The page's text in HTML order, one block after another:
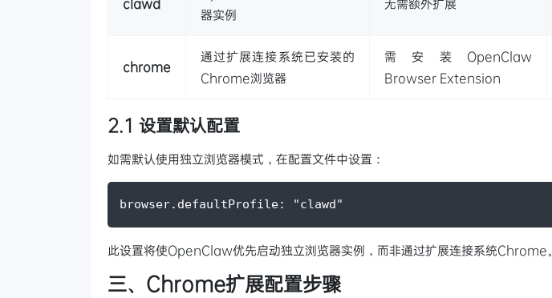
clawd
器实例
无需额外扩展
chrome
通过扩展连接系统已安装的
Chrome浏览器
需安装OpenClaw
Browser Extension
2.1 设置默认配置
如需默认使用独立浏览器模式，在配置文件中设置：
browser.defaultProfile: "clawd"
此设置将使OpenClaw优先启动独立浏览器实例，而非通过扩展连接系统Chrome。
三、Chrome扩展配置步骤